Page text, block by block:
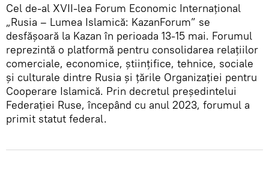
Cel de-al XVII-lea Forum Economic Internațional
„Rusia – Lumea Islamică: KazanForum” se
desfășoară la Kazan în perioada 13-15 mai. Forumul
reprezintă o platformă pentru consolidarea relațiilor
comerciale, economice, științifice, tehnice, sociale
și culturale dintre Rusia și țările Organizației pentru
Cooperare Islamică. Prin decretul președintelui
Federației Ruse, începând cu anul 2023, forumul a
primit statut federal.